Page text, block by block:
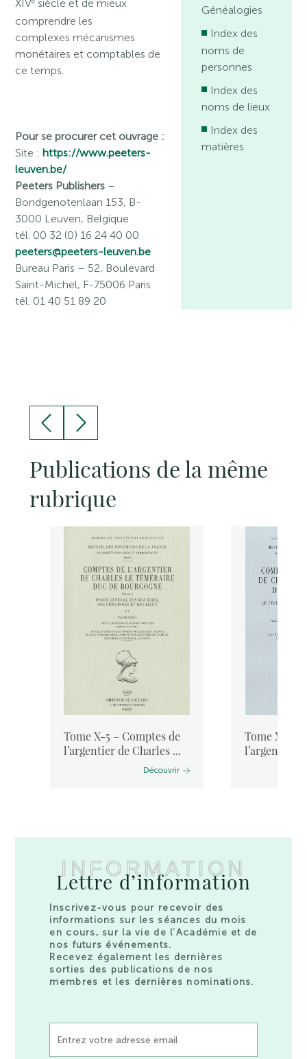
XIV siècle et de mieux
comprendre les
complexes mécanismes
monétaires et comptables de
ce temps.
Pour se procurer cet ouvrage :
Site :https://www.peeters-
leuven.be/
Peeters Publishers –
Bondgenotenlaan 153, B-
3000 Leuven, Belgique
tél. 00 32 (0) 16 24 40 00
peeters@peeters-leuven.be
Bureau Paris – 52, Boulevard
Saint-Michel, F-75006 Paris
tél. 01 40 51 89 20
Généalogies
Index des
noms de
personnes
Index des
noms de lieux
Index des
matières
Publications de la même
rubrique
Tome X-5 – Comptes de
l’argentier de Charles ...
Découvrir
Tome X-3 –
l’argentier
INFORMATION
Lettre d’information
Inscrivez-vous pour recevoir des
informations sur les séances du mois
en cours, sur la vie de l’Académie et de
nos futurs événements.
Recevez également les dernières
sorties des publications de nos
membres et les dernières nominations.